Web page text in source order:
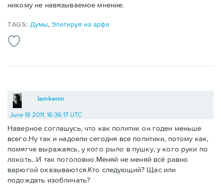
никому не навязываемое мнение.
TAGS: Думы,Элегируя на арфе
lamkeron
June 19 2011, 16:36:17 UTC
Наверное соглашусь, что как политик он годен меньше
всего.Ну так и надоели сегодня все политики, потому как,
помягче выражаясь, у кого рыло в пушку, у кого руки по
локоть...И так поголовно.Меняй не меняй всё равно
варюгой оказываются.Кто следующий? Щас или
подождать изобличать?